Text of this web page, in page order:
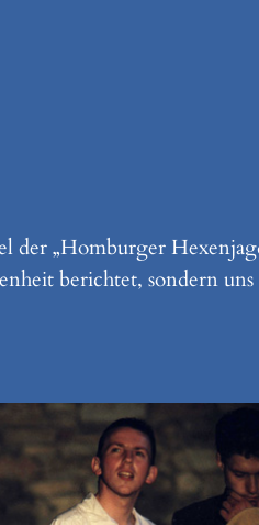
„Homburger
berichtet, sondern uns